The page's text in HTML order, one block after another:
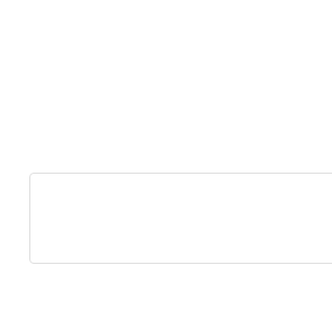
Ürün bilgilerinde hatalar bulunuyor.